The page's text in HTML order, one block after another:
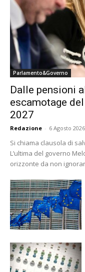
Parlamento&Governo
Dalle pensioni
escamotage
2027
Redazione - 6 Agosto 2026
Si chiama clausola di
L’ultima del governo
orizzonte da non